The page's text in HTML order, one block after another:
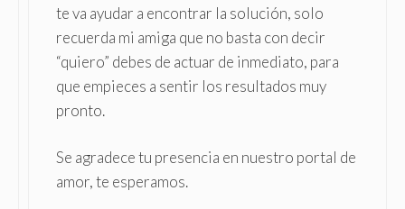
te va ayudar a encontrar la solución, solo
recuerda mi amiga que no basta con decir
“quiero” debes de actuar de inmediato, para
que empieces a sentir los resultados muy
pronto.
Se agradece tu presencia en nuestro portal de
amor, te esperamos.